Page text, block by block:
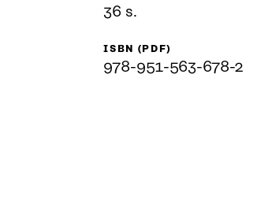
36 s.
ISBN (PDF)
978-951-563-678-2